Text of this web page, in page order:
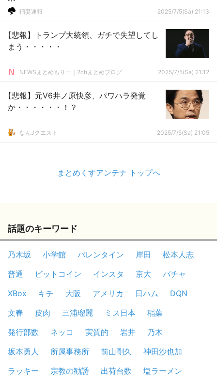
稲妻速報 2025/7/5(Sa) 21:13
【悲報】トランプ大統領、ガチで失望してし
まう・・・・・
NEWSまとめもりー｜2chまとめブログ 2025/7/5(Sa) 21:12
【悲報】元V6井ノ原快彦、パワハラ発覚
か・・・・・・！？
なんJクエスト 2025/7/5(Sa) 21:05
まとめくすアンテナ トップへ
話題のキーワード
乃木坂 小学館 バレンタイン 岸田
松本人志
普通
ビットコイン インスタ 京大
バチャ
XBox
キチ 大阪 アメリカ 日ハム
DQN
文春
皮肉 三浦瑠麗 ミス日本
稲葉
発行部数
ネッコ 実質的 岩井
乃木
坂本勇人
所属事務所 前山剛久
神田沙也加
ラッキー
宗教の勧誘 出荷台数
塩ラーメン